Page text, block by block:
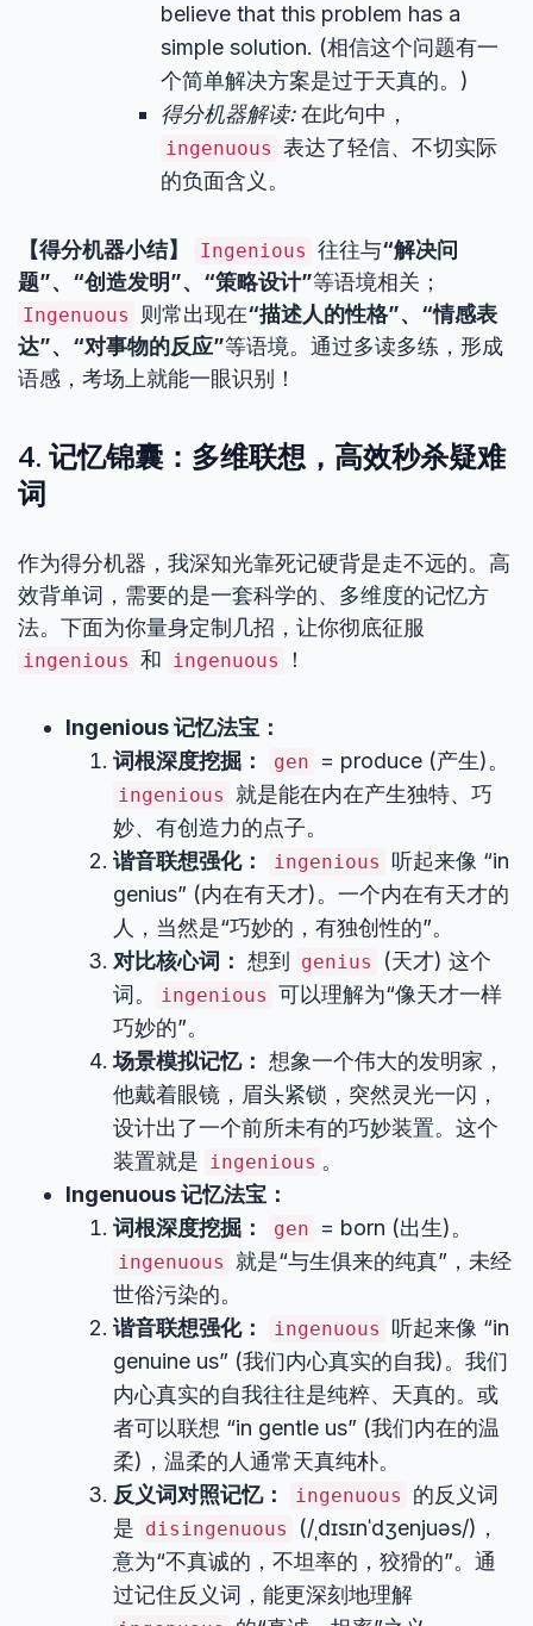
believe that this problem has a
simple solution. (相信这个问题有一
个简单解决方案是过于天真的。)
得分机器解读:在此句中，
ingenuous 表达了轻信、不切实际
的负面含义。
【得分机器小结】 Ingenious 往往与“解决问
题”、“创造发明”、“策略设计”等语境相关；
Ingenuous 则常出现在“描述人的性格”、“情感表
达”、“对事物的反应”等语境。通过多读多练，形成
语感，考场上就能一眼识别！
4. 记忆锦囊：多维联想，高效秒杀疑难
词
作为得分机器，我深知光靠死记硬背是走不远的。高
效背单词，需要的是一套科学的、多维度的记忆方
法。下面为你量身定制几招，让你彻底征服
ingenious 和 ingenuous ！
Ingenious 记忆法宝：
词根深度挖掘：
gen = produce (产生)。
ingenious
就是能在内在产生独特、巧
妙、有创造力的点子。
谐音联想强化：
ingenious
听起来像 “in
genius” (内在有天才)。一个内在有天才的
人，当然是“巧妙的，有独创性的”。
对比核心词： 想到 genius
(天才) 这个
词。
ingenious 可以理解为“像天才一样
巧妙的”。
场景模拟记忆： 想象一个伟大的发明家，
他戴着眼镜，眉头紧锁，突然灵光一闪，
设计出了一个前所未有的巧妙装置。这个
装置就是 ingenious 。
Ingenuous 记忆法宝：
词根深度挖掘：
gen = born (出生)。
ingenuous
就是“与生俱来的纯真”，未经
世俗污染的。
谐音联想强化：
ingenuous
听起来像 “in
genuine us” (我们内心真实的自我)。我们
内心真实的自我往往是纯粹、天真的。或
者可以联想 “in gentle us” (我们内在的温
柔)，温柔的人通常天真纯朴。
反义词对照记忆：
ingenuous
的反义词
是 disingenuous
(/ˌdɪsɪnˈdʒenjuəs/)，
意为“不真诚的，不坦率的，狡猾的”。通
过记住反义词，能更深刻地理解